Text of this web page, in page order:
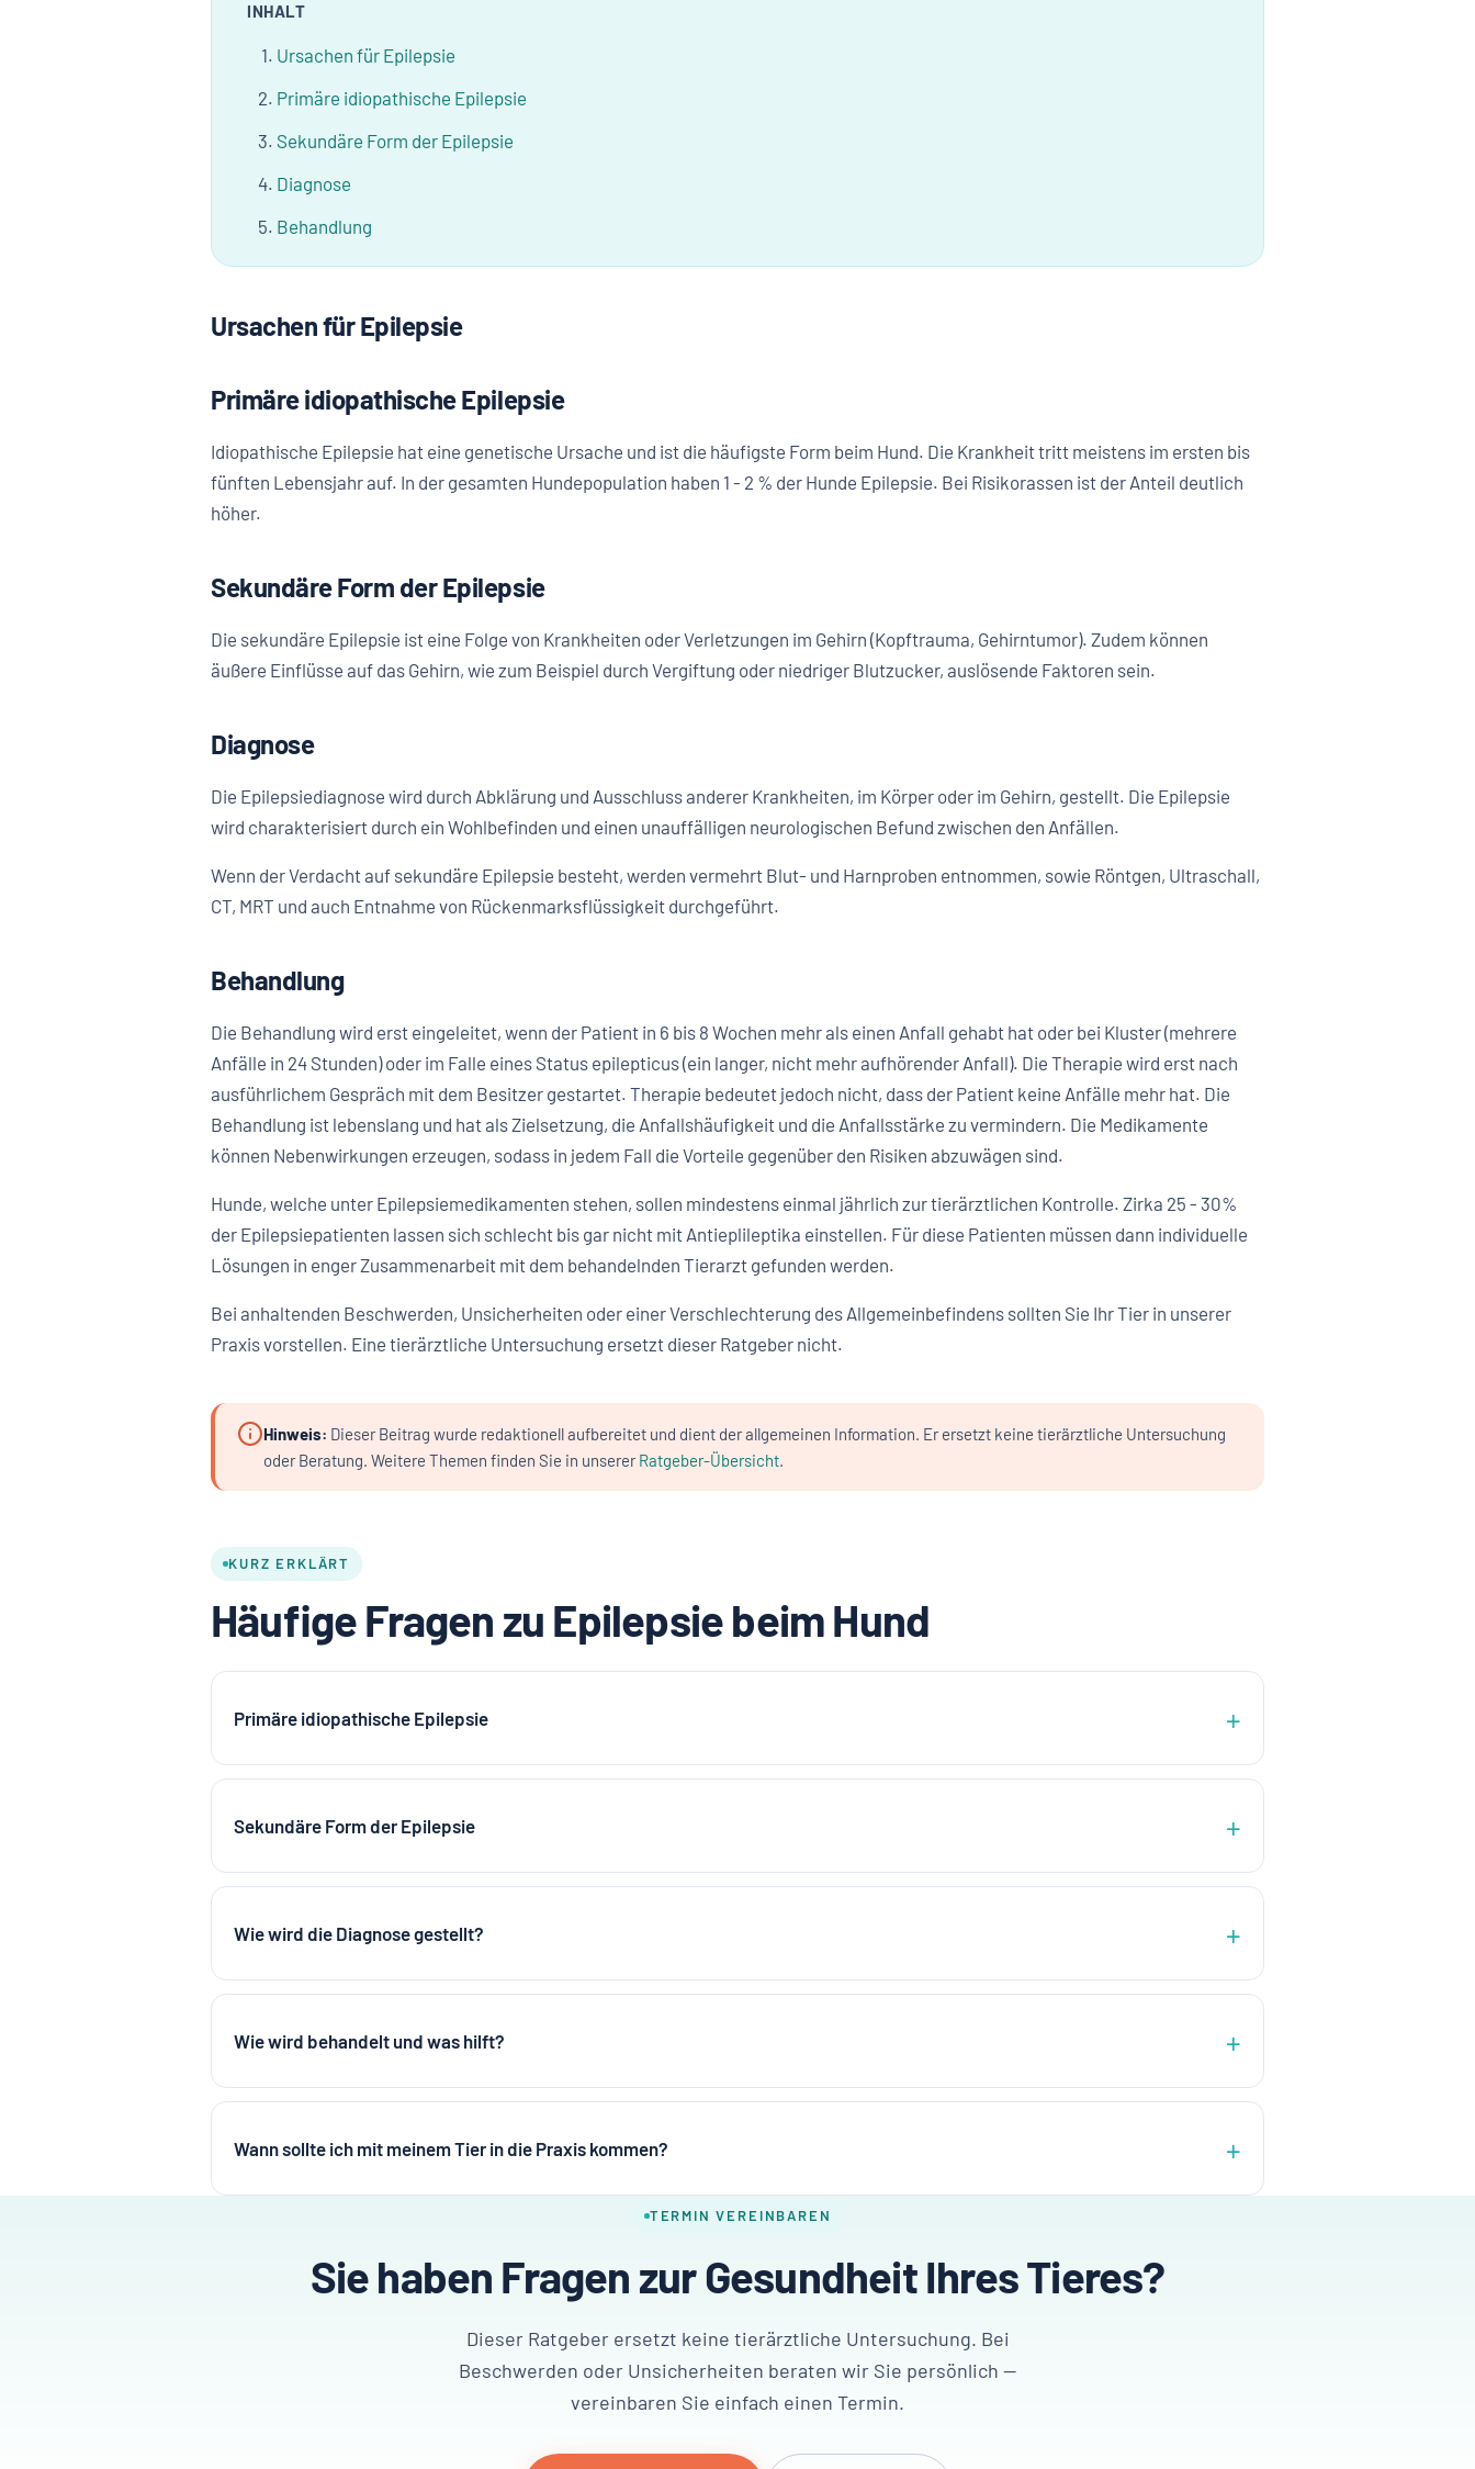
INHALT
Ursachen für Epilepsie
Primäre idiopathische Epilepsie
Sekundäre Form der Epilepsie
Diagnose
Behandlung
Ursachen für Epilepsie
Primäre idiopathische Epilepsie
Idiopathische Epilepsie hat eine genetische Ursache und ist die häufigste Form beim Hund. Die Krankheit tritt meistens im ersten bis
fünften Lebensjahr auf. In der gesamten Hundepopulation haben 1 - 2 % der Hunde Epilepsie. Bei Risikorassen ist der Anteil deutlich
höher.
Sekundäre Form der Epilepsie
Die sekundäre Epilepsie ist eine Folge von Krankheiten oder Verletzungen im Gehirn (Kopftrauma, Gehirntumor). Zudem können
äußere Einflüsse auf das Gehirn, wie zum Beispiel durch Vergiftung oder niedriger Blutzucker, auslösende Faktoren sein.
Diagnose
Die Epilepsiediagnose wird durch Abklärung und Ausschluss anderer Krankheiten, im Körper oder im Gehirn, gestellt. Die Epilepsie
wird charakterisiert durch ein Wohlbefinden und einen unauffälligen neurologischen Befund zwischen den Anfällen.
Wenn der Verdacht auf sekundäre Epilepsie besteht, werden vermehrt Blut- und Harnproben entnommen, sowie Röntgen, Ultraschall,
CT, MRT und auch Entnahme von Rückenmarksflüssigkeit durchgeführt.
Behandlung
Die Behandlung wird erst eingeleitet, wenn der Patient in 6 bis 8 Wochen mehr als einen Anfall gehabt hat oder bei Kluster (mehrere
Anfälle in 24 Stunden) oder im Falle eines Status epilepticus (ein langer, nicht mehr aufhörender Anfall). Die Therapie wird erst nach
ausführlichem Gespräch mit dem Besitzer gestartet. Therapie bedeutet jedoch nicht, dass der Patient keine Anfälle mehr hat. Die
Behandlung ist lebenslang und hat als Zielsetzung, die Anfallshäufigkeit und die Anfallsstärke zu vermindern. Die Medikamente
können Nebenwirkungen erzeugen, sodass in jedem Fall die Vorteile gegenüber den Risiken abzuwägen sind.
Hunde, welche unter Epilepsiemedikamenten stehen, sollen mindestens einmal jährlich zur tierärztlichen Kontrolle. Zirka 25 - 30%
der Epilepsiepatienten lassen sich schlecht bis gar nicht mit Antieplileptika einstellen. Für diese Patienten müssen dann individuelle
Lösungen in enger Zusammenarbeit mit dem behandelnden Tierarzt gefunden werden.
Bei anhaltenden Beschwerden, Unsicherheiten oder einer Verschlechterung des Allgemeinbefindens sollten Sie Ihr Tier in unserer
Praxis vorstellen. Eine tierärztliche Untersuchung ersetzt dieser Ratgeber nicht.
Hinweis: Dieser Beitrag wurde redaktionell aufbereitet und dient der allgemeinen Information. Er ersetzt keine tierärztliche Untersuchung
oder Beratung. Weitere Themen finden Sie in unserer Ratgeber-Übersicht.
KURZ ERKLÄRT
Häufige Fragen zu Epilepsie beim Hund
Primäre idiopathische Epilepsie
Sekundäre Form der Epilepsie
Wie wird die Diagnose gestellt?
Wie wird behandelt und was hilft?
Wann sollte ich mit meinem Tier in die Praxis kommen?
TERMIN VEREINBAREN
Sie haben Fragen zur Gesundheit Ihres Tieres?
Dieser Ratgeber ersetzt keine tierärztliche Untersuchung. Bei
Beschwerden oder Unsicherheiten beraten wir Sie persönlich —
vereinbaren Sie einfach einen Termin.